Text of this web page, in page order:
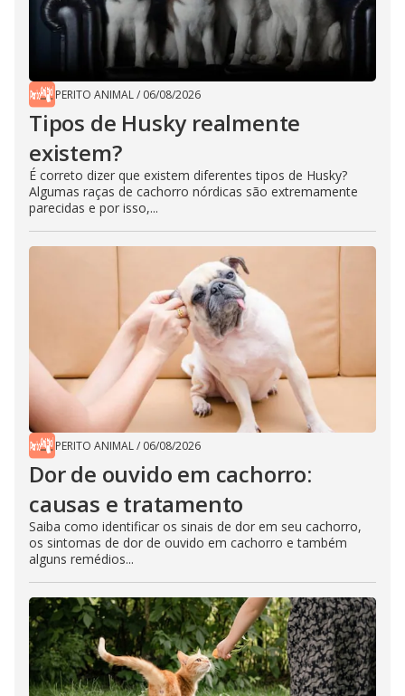
PERITO ANIMAL/ 06/08/2026
Tipos de Husky realmente
existem?
É correto dizer que existem diferentes tipos de Husky?
Algumas raças de cachorro nórdicas são extremamente
parecidas e por isso,...
PERITO ANIMAL/ 06/08/2026
Dor de ouvido em cachorro:
causas e tratamento
Saiba como identificar os sinais de dor em seu cachorro,
os sintomas de dor de ouvido em cachorro e também
alguns remédios...